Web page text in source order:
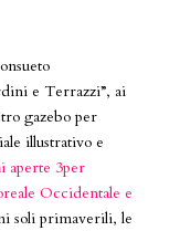
e Terrazzi”, ai
gazebo per
illustrativo e
aperte 3per
Occidentale e
soli primaverili, le